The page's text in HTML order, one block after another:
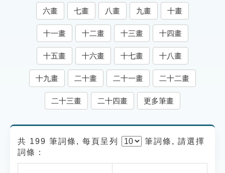
知識索引
單字索引
生命大百科索引
遊戲專區
貓頭鷹博士
六畫 七畫 八畫 九畫 十畫
十一畫 十二畫 十三畫 十四畫
十五畫 十六畫 十七畫 十八畫
十九畫 二十畫 二十一畫 二十二畫
二十三畫 二十四畫 更多筆畫
共 199 筆詞條, 每頁呈列 筆詞條, 請選擇
詞條：